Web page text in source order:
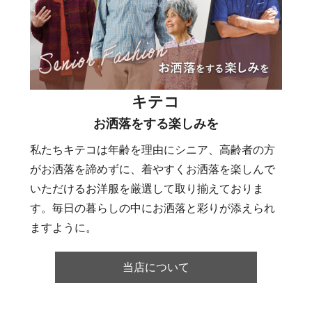
キテコ
お洒落をする楽しみを
私たちキテコは年齢を理由にシニア、高齢者の方
がお洒落を諦めずに、着やすくお洒落を楽しんで
いただけるお洋服を厳選して取り揃えておりま
す。毎日の暮らしの中にお洒落と彩りが添えられ
ますように。
当店について